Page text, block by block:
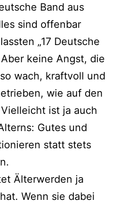
Band aus
sind offenbar
„17 Deutsche
keine Angst, die
wach, kraftvoll und
wie auf den
ist ja auch
Gutes und
statt stets
Älterwerden ja
Wenn sie dabei